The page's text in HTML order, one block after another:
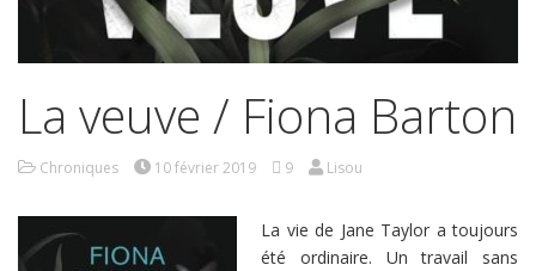
La veuve / Fiona Barton
Chroniques 10 février 2019 9 Lisou
La vie de Jane Taylor a toujours
été ordinaire. Un travail sans